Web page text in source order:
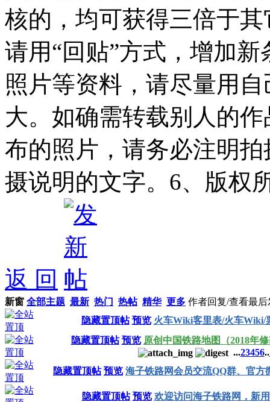
核的，均可获得三倍于
请用“回贴”方式，增加
照片等资料，请尽量用
大。如确需转载别人的
布的照片，请务必注明
摄说明的文字。6、版权
返 回
新窗 全部主题 最新 热门 热帖 精华 更多 作者回复/查看最后
隐藏置顶帖 预览 火车Wiki客里表/火车Wiki/
隐藏置顶帖 预览 原创中国铁路地图（2018年
...23456..
隐藏置顶帖 预览 海子铁路网会员交流QQ群、官方
隐藏置顶帖 预览 欢迎访问海子铁路网，新